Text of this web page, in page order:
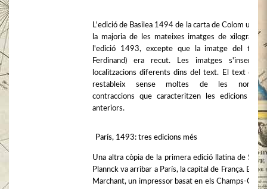
L'edició de Basilea 1494 de la carta de Colom
la majoria de les mateixes imatges de xilografia
l'edició 1493, excepte que la imatge del títol
Ferdinand) era recut. Les imatges s'inserien
localitzacions diferents dins del text. El text en si
restableix sense moltes de les
contraccions que caracteritzen les edicions
anteriors.
París, 1493: tres edicions més
Una altra còpia de la primera edició llatina de
Plannck va arribar a París, la capital de França. El
Marchant, un impressor basat en els Champs-